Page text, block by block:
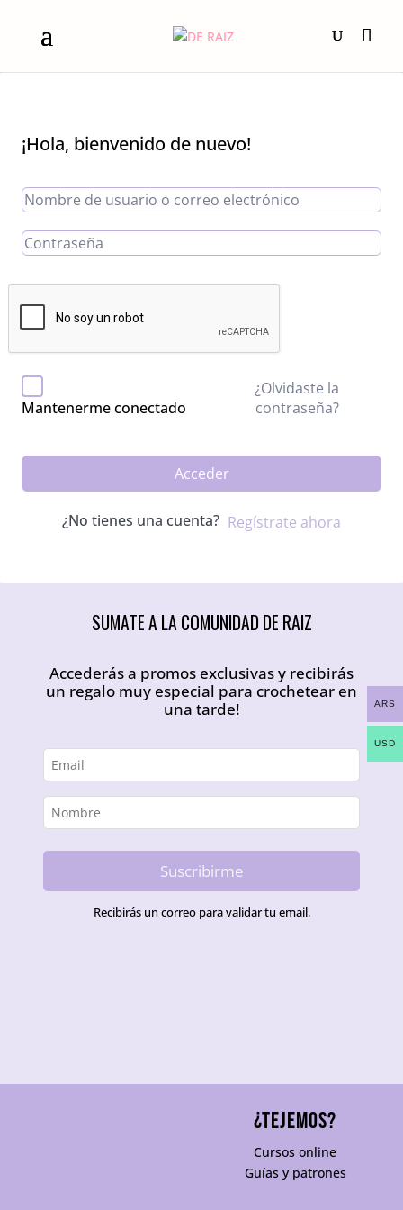
¡Hola, bienvenido de nuevo!
Mantenerme conectado
¿Olvidaste la
contraseña?
Acceder
¿No tienes una cuenta? Regístrate ahora
SUMATE A LA COMUNIDAD DE RAIZ
Accederás a promos exclusivas y recibirás
un regalo muy especial para crochetear en
una tarde!
Suscribirme
Recibirás un correo para validar tu email.
¿TEJEMOS?
Cursos online
Guías y patrones
ARS
USD